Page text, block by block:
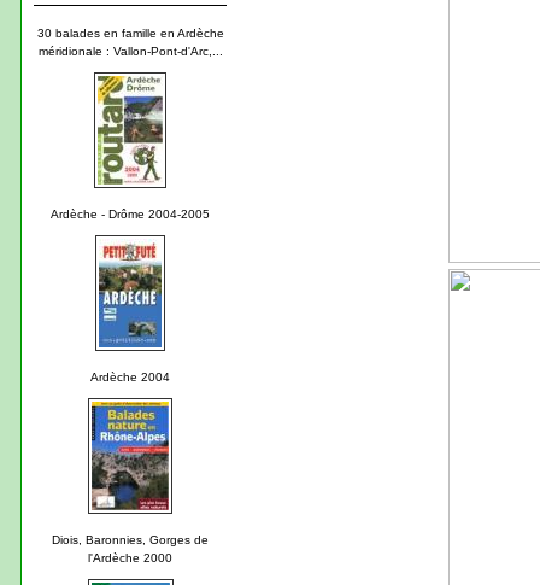
30 balades en famille en Ardèche
méridionale : Vallon-Pont-d'Arc,...
Ardèche - Drôme 2004-2005
Ardèche 2004
Diois, Baronnies, Gorges de
l'Ardèche 2000